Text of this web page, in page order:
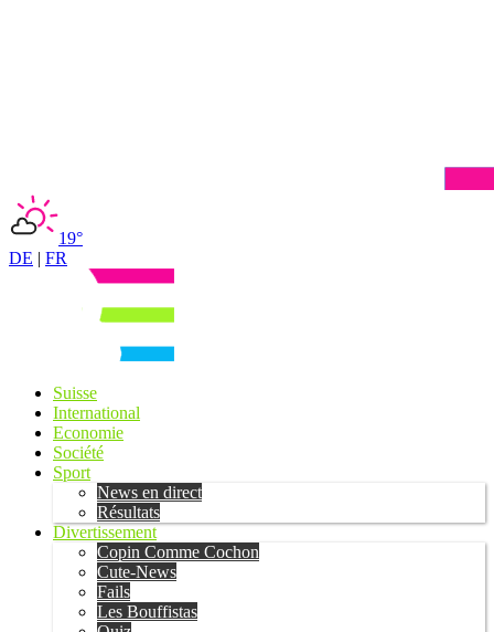
19°
DE | FR
Suisse
International
Economie
Société
Sport
News en direct
Résultats
Divertissement
Copin Comme Cochon
Cute-News
Fails
Les Bouffistas